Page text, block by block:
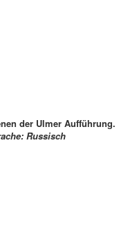
der Ulmer Aufführung.
Russisch